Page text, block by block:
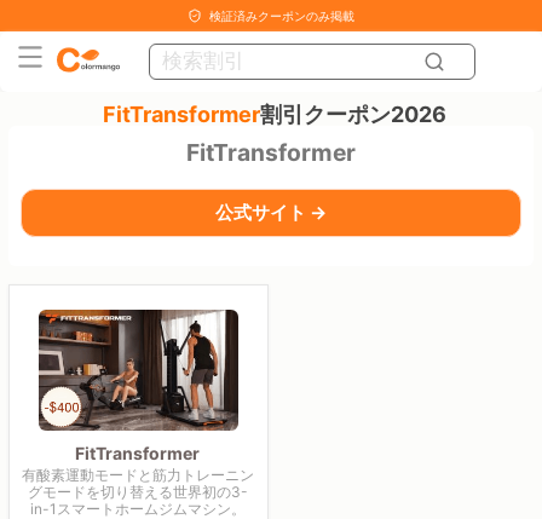
検証済みクーポンのみ掲載
FitTransformer割引クーポン2026
FitTransformer
公式サイト →
FitTransformer
有酸素運動モードと筋力トレーニン
グモードを切り替える世界初の3-
in-1スマートホームジムマシン。